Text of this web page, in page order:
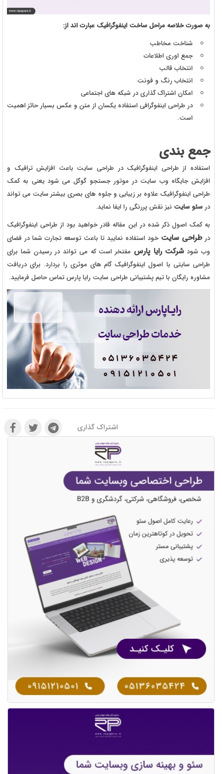
به صورت خلاصه مراحل ساخت اینفوگرافیک عبارت اند از:
شناخت مخاطب
جمع اوری اطلاعات
انتخاب قالب
انتخاب رنگ و فونت
امکان اشتراک گذاری در شبکه های اجتماعی
در طراحی اینفوگرافی استفاده یکسان از متن و عکس بسیار حائز اهمیت
است.
جمع بندی
استفاده از طراحی اینفوگرافیک در طراحی سایت باعث افزایش ترافیک و
افزایش جایگاه وب سایت در موتور جستجو گوگل می شود یعنی به کمک
طراحی اینفوگرافیک علاوه بر زیبایی و جلوه های بصری بیشتر سایت می تواند
در سئو سایت نیز نقش پررنگی را ایفا نماید.
به کمک اصول ذکر شده در این مقاله قادر خواهید بود از طراحی اینفوگرافیک
درطراحی سایت خود استفاده نمایید تا باعث توسعه تجارت شما در فضای
وب شودشرکت رایا پارس مفتخر است که می تواند در رسیدن شما برای
طراحی سایتی با اصول اینفوگرافیک گام های موثری را بردارد. برای دریافت
مشاوره رایگان با تیم پشتیبانی طراحی سایت رایا پارس تماس حاصل فرمایید.
اشتراک گذاری